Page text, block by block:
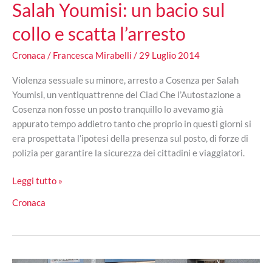
Salah Youmisi: un bacio sul
collo e scatta l’arresto
Cronaca / Francesca Mirabelli / 29 Luglio 2014
Violenza sessuale su minore, arresto a Cosenza per Salah
Youmisi, un ventiquattrenne del Ciad Che l’Autostazione a
Cosenza non fosse un posto tranquillo lo avevamo già
appurato tempo addietro tanto che proprio in questi giorni si
era prospettata l’ipotesi della presenza sul posto, di forze di
polizia per garantire la sicurezza dei cittadini e viaggiatori.
Salah
un
sul
Leggi tutto »
Cronaca